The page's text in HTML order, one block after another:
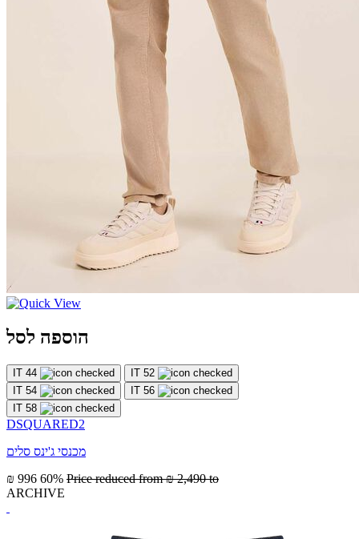
הוספה לסל
IT 44
IT 52
IT 54
IT 56
IT 58
DSQUARED2
מכנסי ג'ינס סלים
₪ 996 60% Price reduced from₪ 2,490 to
ARCHIVE